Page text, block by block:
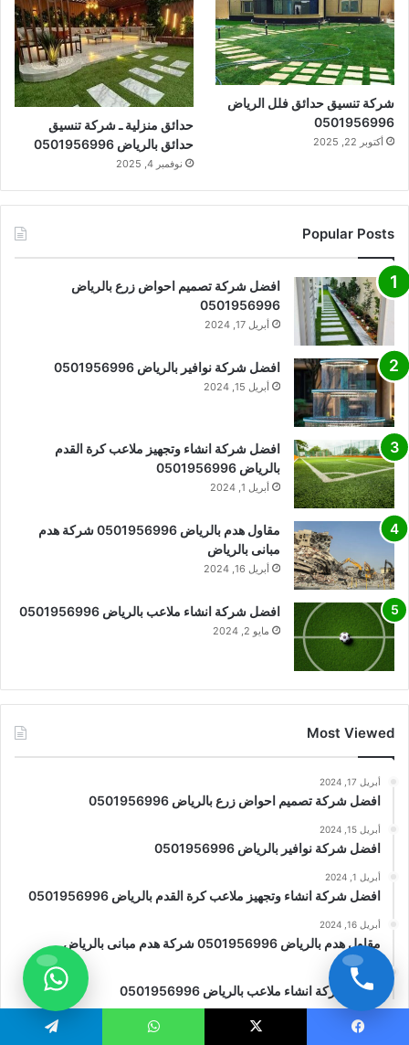
شركة تنسيق حدائق فلل الرياض
0501956996
أكتوبر 22, 2025
حدائق منزلية ـ شركة تنسيق
حدائق بالرياض 0501956996
نوفمبر 4, 2025
Popular Posts
افضل شركة تصميم احواض زرع بالرياض
0501956996
أبريل 17, 2024
افضل شركة نوافير بالرياض 0501956996
أبريل 15, 2024
افضل شركة انشاء وتجهيز ملاعب كرة القدم
بالرياض 0501956996
أبريل 1, 2024
مقاول هدم بالرياض 0501956996 شركة هدم
مبانى بالرياض
أبريل 16, 2024
افضل شركة انشاء ملاعب بالرياض 0501956996
مايو 2, 2024
Most Viewed
أبريل 17, 2024
افضل شركة تصميم احواض زرع بالرياض 0501956996
أبريل 15, 2024
افضل شركة نوافير بالرياض 0501956996
أبريل 1, 2024
افضل شركة انشاء وتجهيز ملاعب كرة القدم بالرياض 0501956996
أبريل 16, 2024
مقاول هدم بالرياض 0501956996 شركة هدم مبانى بالرياض
افضل شركة انشاء ملاعب بالرياض 0501956996